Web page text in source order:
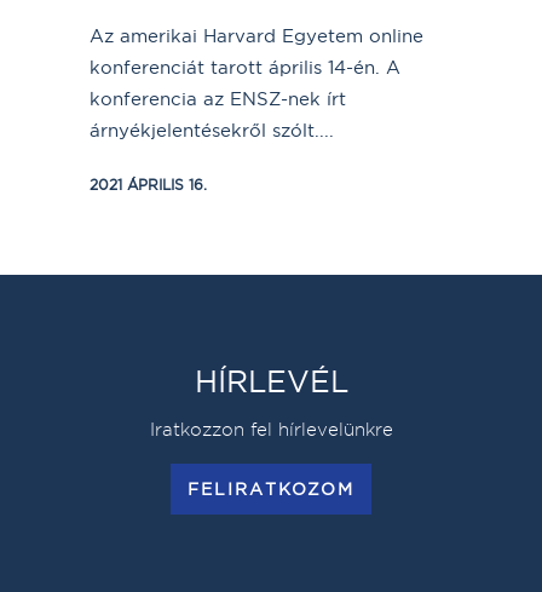
Az amerikai Harvard Egyetem online
konferenciát tarott április 14-én. A
konferencia az ENSZ-nek írt
árnyékjelentésekről szólt....
2021 ÁPRILIS 16.
HÍRLEVÉL
Iratkozzon fel hírlevelünkre
FELIRATKOZOM